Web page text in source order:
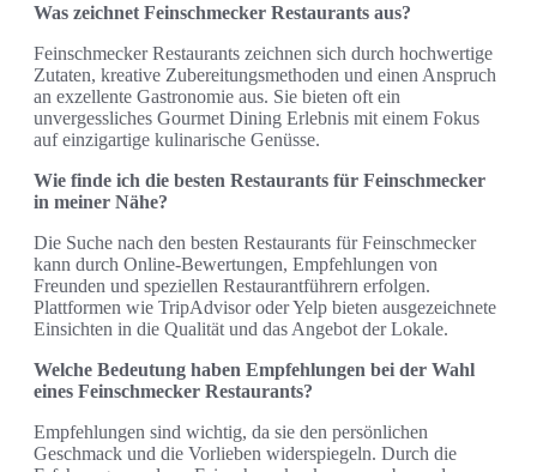
Was zeichnet Feinschmecker Restaurants aus?
Feinschmecker Restaurants zeichnen sich durch hochwertige
Zutaten, kreative Zubereitungsmethoden und einen Anspruch
an exzellente Gastronomie aus. Sie bieten oft ein
unvergessliches Gourmet Dining Erlebnis mit einem Fokus
auf einzigartige kulinarische Genüsse.
Wie finde ich die besten Restaurants für Feinschmecker
in meiner Nähe?
Die Suche nach den besten Restaurants für Feinschmecker
kann durch Online-Bewertungen, Empfehlungen von
Freunden und speziellen Restaurantführern erfolgen.
Plattformen wie TripAdvisor oder Yelp bieten ausgezeichnete
Einsichten in die Qualität und das Angebot der Lokale.
Welche Bedeutung haben Empfehlungen bei der Wahl
eines Feinschmecker Restaurants?
Empfehlungen sind wichtig, da sie den persönlichen
Geschmack und die Vorlieben widerspiegeln. Durch die